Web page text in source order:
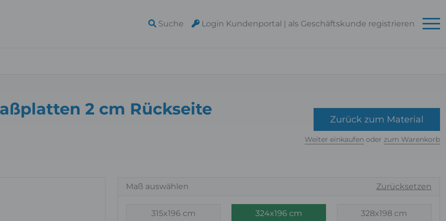
Suche Login Kundenportal | als Geschäftskunde registrieren
2 cm Rückseite
Zurück zum Material
Weiter einkaufen oder zum Warenkorb
Maß auswählen Zurücksetzen
315x196 cm 324x196 cm 328x198 cm